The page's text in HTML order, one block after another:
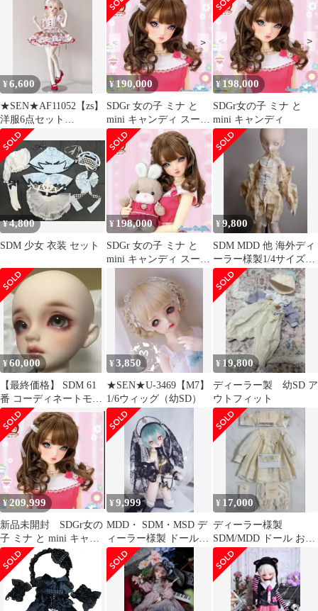
ル
¥6,600
★SEN★AF11052【zs】
洋服6点セット
（MSD）
¥190,000
SDGr 女の子 ミナ と
mini キャンディ スーパ
ードルフィー ドール
¥198,000
SDGr女の子 ミナ と
mini キャンディ
¥4,800
SDM 少女 衣装 セット
¥ 198,000
SDGr 女の子 ミナ と
mini キャンディ スーパ
ードルフィー 新品未
¥9,800
SDM MDD 他 海外ディ
ーラー様製1/4サイズド
ール用アウトフィット
¥60,000
【最終価格】 SDM 61
番 コーディネートモデ
ル ホワイト肌 女の子②
¥3,850
★SEN★U-3469【M7】
1/6ウィッグ（幼SD）
¥ 19,800
ディーラー製 幼SD ア
ウトフィット
¥209,999
新品未開封 SDGr女の
子 ミナ と mini キャン
ディ
¥9,999
MDD・ SDM・MSD デ
ィーラー様製 ドール服
セット
¥ 17,000
ディーラー様製
SDM/MDD ドール お洋
服